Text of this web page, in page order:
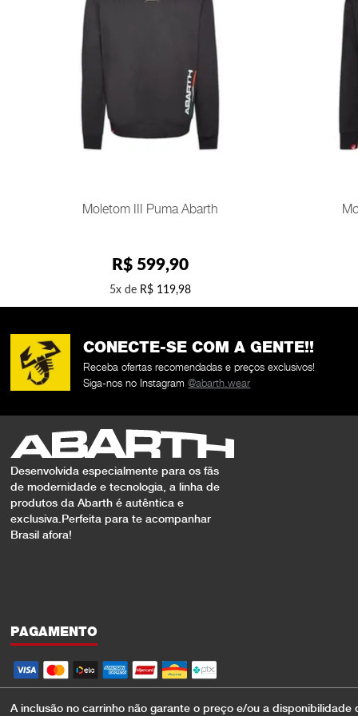
ADICIONAR AO CARRINHO
Moletom III Puma Abarth
R$ 599,90
5 R$ 119,98
CONECTE-SE COM A GENTE!!
Receba ofertas recomendadas e preços exclusivos!
Siga-nos no Instagram@abarth.wear
Desenvolvida especialmente para os fãs
de modernidade e tecnologia, a linha de
produtos da Abarth é autêntica e
exclusiva.Perfeita para te acompanhar
Brasil afora!
PAGAMENTO
A inclusão no carrinho não garante o preço e/ou a